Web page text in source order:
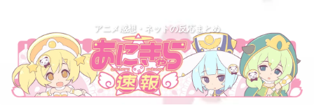
アニメ感想・ネットの反応まとめ